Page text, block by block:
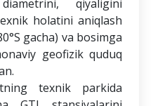
qiyaligini
holatini aniqlash
gacha) va bosimga
geofizik quduq
texnik parkida